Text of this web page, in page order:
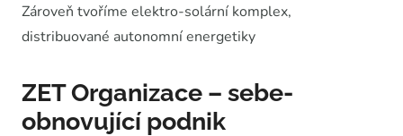
Zároveň tvoříme elektro-solární komplex,
distribuované autonomní energetiky
ZET Organizace – sebe-
obnovující podnik